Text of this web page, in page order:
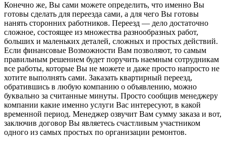
Конечно же, Вы сами можете определить, что именно Вы
готовы сделать для переезда сами, а для чего Вы готовы
нанять сторонних работников. Переезд — дело достаточно
сложное, состоящее из множества разнообразных работ,
больших и маленьких деталей, сложных и простых действий.
Если финансовые Возможности Вам позволяют, то самым
правильным решением будет поручить наемным сотрудникам
все работы, которые Вы не можете и даже просто напросто не
хотите выполнять сами. Заказать квартирный переезд,
обратившись в любую компанию о объявлению, можно
буквально за считанные минуты. Просто сообщив менеджеру
компании какие именно услуги Вас интересуют, в какой
временной период. Менеджер озвучит Вам сумму заказа и вот,
заключив договор Вы являетесь счастливым участником
одного из самых простых по организации ремонтов.